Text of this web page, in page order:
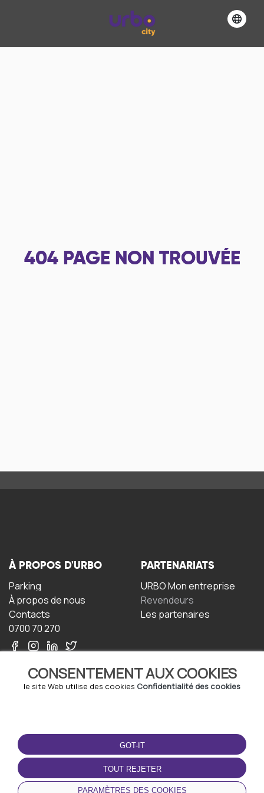
404 PAGE NON TROUVÉE
CONSENTEMENT AUX COOKIES
le site Web utilise des cookies Confidentialité des cookies
GOT-IT
TOUT REJETER
PARAMÈTRES DES COOKIES
À PROPOS D'URBO
Parking
À propos de nous
Contacts
0700 70 270
PARTENARIATS
URBO Mon entreprise
Revendeurs
Les partenaires
TERMS-OF-USE
Termes et conditions
Politique de confidentialité
Politique relative aux
cookies
TÉLÉCHARGEZ
L'APPLICATION